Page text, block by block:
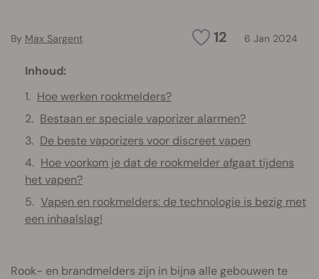
12 6 Jan 2024
By Max Sargent
Inhoud:
Hoe werken rookmelders?
Bestaan er speciale vaporizer alarmen?
De beste vaporizers voor discreet vapen
Hoe voorkom je dat de rookmelder afgaat tijdens
het vapen?
Vapen en rookmelders: de technologie is bezig met
een inhaalslag!
Rook- en brandmelders zijn in bijna alle gebouwen te